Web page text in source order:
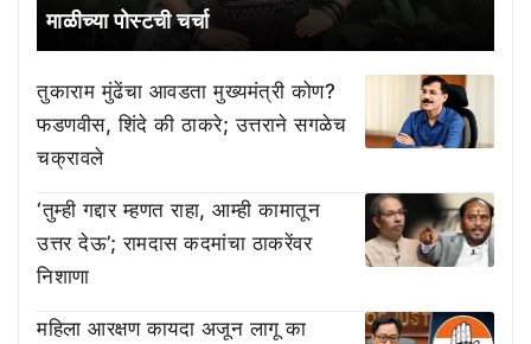
माळीच्या पोस्टची चर्चा
तुकाराम मुंढेंचा आवडता मुख्यमंत्री कोण?
फडणवीस, शिंदे की ठाकरे; उत्तराने सगळेच
चक्रावले
‘तुम्ही गद्दार म्हणत राहा, आम्ही कामातून
उत्तर देऊ’; रामदास कदमांचा ठाकरेंवर
निशाणा
महिला आरक्षण कायदा अजून लागू का